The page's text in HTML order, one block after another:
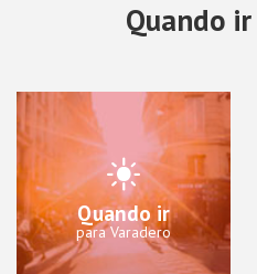
Quando ir
Quando ir
para Varadero